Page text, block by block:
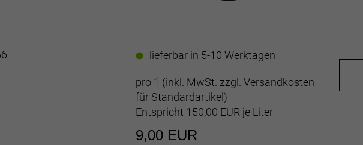
lieferbar in 5-10 Werktagen
pro 1 (inkl. MwSt. zzgl. Versandkosten
für Standardartikel)
Entspricht 150,00 EUR je Liter
9,00 EUR